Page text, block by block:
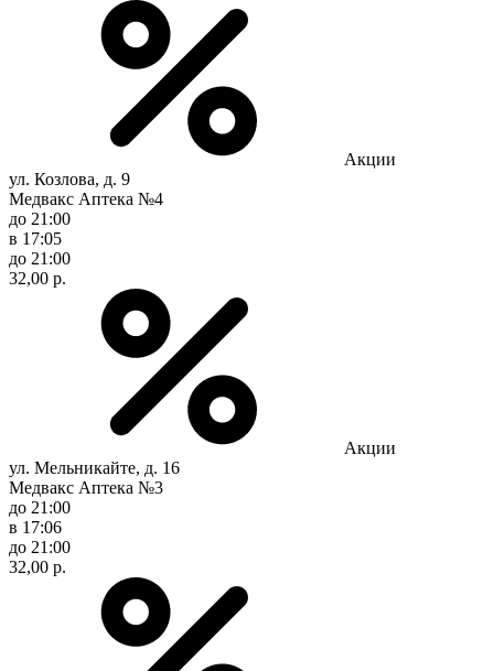
Акции
ул. Козлова, д. 9
Медвакс Аптека №4
до 21:00
в 17:05
до 21:00
32,00 р.
Акции
ул. Мельникайте, д. 16
Медвакс Аптека №3
до 21:00
в 17:06
до 21:00
32,00 р.